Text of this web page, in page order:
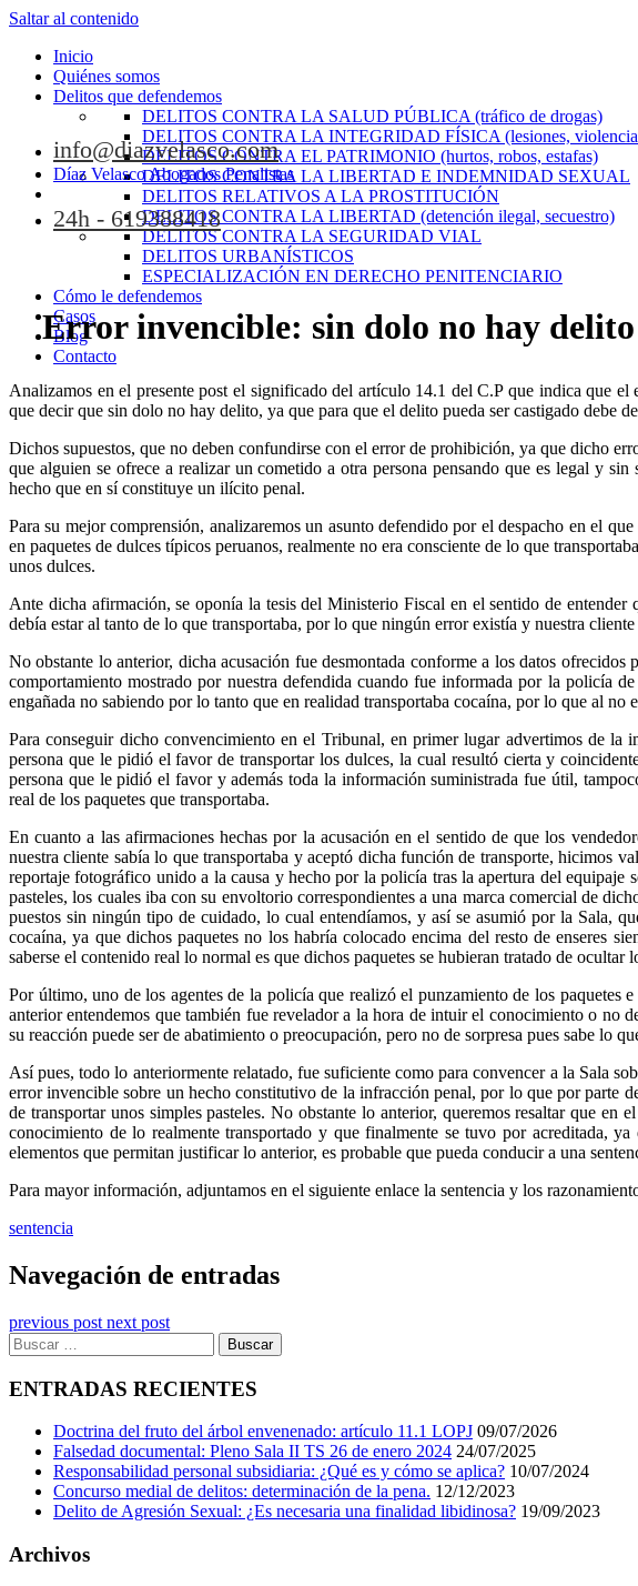
Saltar al contenido
Inicio
Quiénes somos
Delitos que defendemos
DELITOS CONTRA LA SALUD PÚBLICA (tráfico de drogas)
DELITOS CONTRA LA INTEGRIDAD FÍSICA (lesiones, violencia
DELITOS CONTRA EL PATRIMONIO (hurtos, robos, estafas)
DELITOS CONTRA LA LIBERTAD E INDEMNIDAD SEXUAL
DELITOS RELATIVOS A LA PROSTITUCIÓN
DELITOS CONTRA LA LIBERTAD (detención ilegal, secuestro)
DELITOS CONTRA LA SEGURIDAD VIAL
DELITOS URBANÍSTICOS
ESPECIALIZACIÓN EN DERECHO PENITENCIARIO
Cómo le defendemos
Casos
Blog
Contacto
info@diazvelasco.com
Díaz Velasco Abogados Penalistas
24h - 619388418
Error invencible: sin dolo no hay
Analizamos en el presente post el significado del artículo 14.1 del C.P que indica que
que decir que sin dolo no hay delito, ya que para que el delito pueda ser castigado debe
Dichos supuestos, que no deben confundirse con el error de prohibición, ya que dicho
que alguien se ofrece a realizar un cometido a otra persona pensando que es legal y
hecho que en sí constituye un ilícito penal.
Para su mejor comprensión, analizaremos un asunto defendido por el despacho en el
en paquetes de dulces típicos peruanos, realmente no era consciente de lo que
unos dulces.
Ante dicha afirmación, se oponía la tesis del Ministerio Fiscal en el sentido de
debía estar al tanto de lo que transportaba, por lo que ningún error existía y nuestra
No obstante lo anterior, dicha acusación fue desmontada conforme a los datos
comportamiento mostrado por nuestra defendida cuando fue informada por la policía
engañada no sabiendo por lo tanto que en realidad transportaba cocaína, por lo que al
Para conseguir dicho convencimiento en el Tribunal, en primer lugar advertimos de la
persona que le pidió el favor de transportar los dulces, la cual resultó cierta y
persona que le pidió el favor y además toda la información suministrada fue útil,
real de los paquetes que transportaba.
En cuanto a las afirmaciones hechas por la acusación en el sentido de que los
nuestra cliente sabía lo que transportaba y aceptó dicha función de transporte, hicimos
reportaje fotográfico unido a la causa y hecho por la policía tras la apertura del equipaje
pasteles, los cuales iba con su envoltorio correspondientes a una marca comercial de
puestos sin ningún tipo de cuidado, lo cual entendíamos, y así se asumió por la Sala,
cocaína, ya que dichos paquetes no los habría colocado encima del resto de enseres
saberse el contenido real lo normal es que dichos paquetes se hubieran tratado de
Por último, uno de los agentes de la policía que realizó el punzamiento de los paquetes
anterior entendemos que también fue revelador a la hora de intuir el conocimiento o no
su reacción puede ser de abatimiento o preocupación, pero no de sorpresa pues sabe lo
Así pues, todo lo anteriormente relatado, fue suficiente como para convencer a la Sala
error invencible sobre un hecho constitutivo de la infracción penal, por lo que por parte
de transportar unos simples pasteles. No obstante lo anterior, queremos resaltar que
conocimiento de lo realmente transportado y que finalmente se tuvo por acreditada,
elementos que permitan justificar lo anterior, es probable que pueda conducir a una
Para mayor información, adjuntamos en el siguiente enlace la sentencia y los
sentencia
Navegación de entradas
previous post next post
ENTRADAS RECIENTES
Doctrina del fruto del árbol envenenado: artículo 11.1 LOPJ 09/07/2026
Falsedad documental: Pleno Sala II TS 26 de enero 2024 24/07/2025
Responsabilidad personal subsidiaria: ¿Qué es y cómo se aplica? 10/07/2024
Concurso medial de delitos: determinación de la pena. 12/12/2023
Delito de Agresión Sexual: ¿Es necesaria una finalidad libidinosa? 19/09/2023
Archivos